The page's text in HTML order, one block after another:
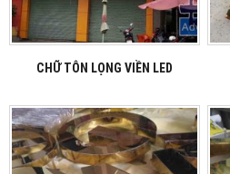
CHỮ TÔN LỌNG VIỀN LED